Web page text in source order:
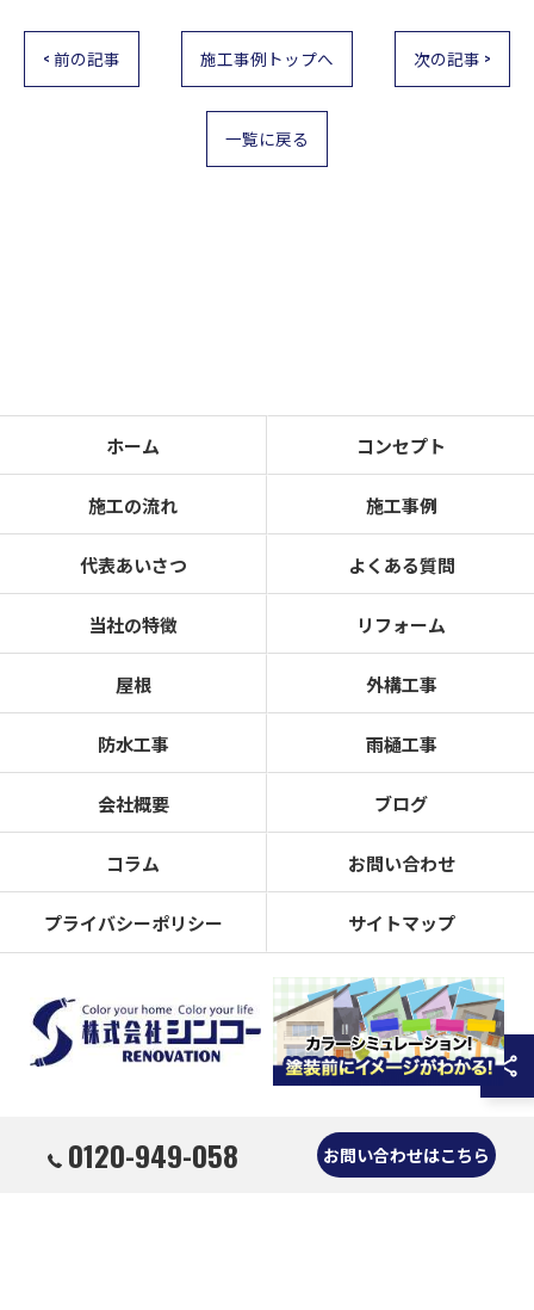
< 前の記事 施工事例トップへ 次の記事 >
一覧に戻る
0120-949-058 お問い合わせはこちら
ホーム コンセプト
施工の流れ 施工事例
代表あいさつ よくある質問
当社の特徴 リフォーム
屋根 外構工事
防水工事 雨樋工事
会社概要 ブログ
コラム お問い合わせ
プライバシーポリシー サイトマップ
© 2026 奈良県奈良市の外壁塗装なら株式会社シンコーリノベーション ALL RIGHTS